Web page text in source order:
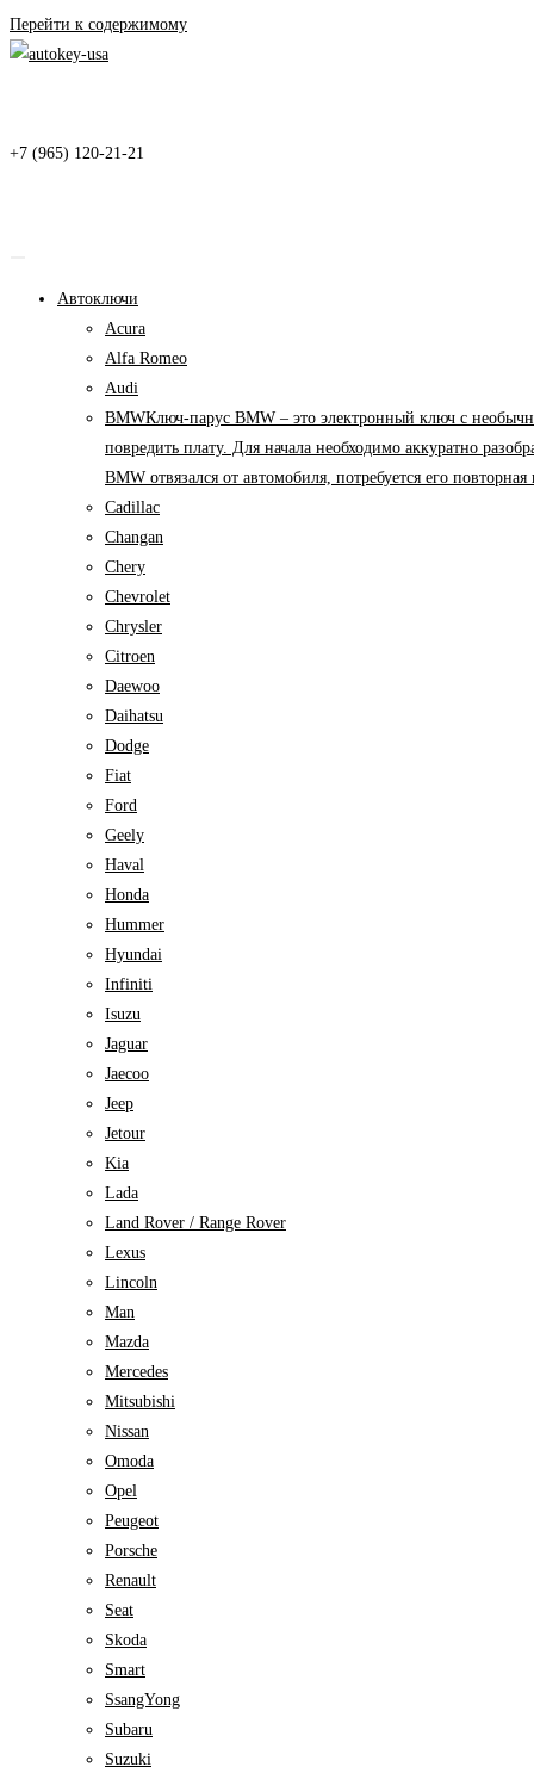
Перейти к содержимому
+7 (965) 120-21-21
Автоключи
Acura
Alfa Romeo
Audi
BMWКлюч-парус BMW – это электронный ключ с
повредить плату. Для начала необходимо аккуратно
BMW отвязался от автомобиля, потребуется его
Cadillac
Changan
Chery
Chevrolet
Chrysler
Citroen
Daewoo
Daihatsu
Dodge
Fiat
Ford
Geely
Haval
Honda
Hummer
Hyundai
Infiniti
Isuzu
Jaguar
Jaecoo
Jeep
Jetour
Kia
Lada
Land Rover / Range Rover
Lexus
Lincoln
Man
Mazda
Mercedes
Mitsubishi
Nissan
Omoda
Opel
Peugeot
Porsche
Renault
Seat
Skoda
Smart
SsangYong
Subaru
Suzuki